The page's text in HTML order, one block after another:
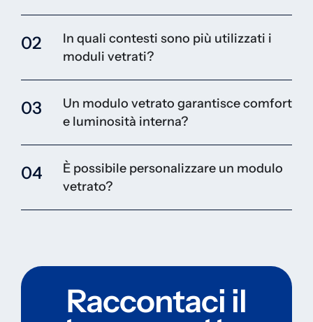
02
In quali contesti sono più utilizzati i
moduli vetrati?
03
Un modulo vetrato garantisce comfort
e luminosità interna?
04
È possibile personalizzare un modulo
vetrato?
Raccontaci il